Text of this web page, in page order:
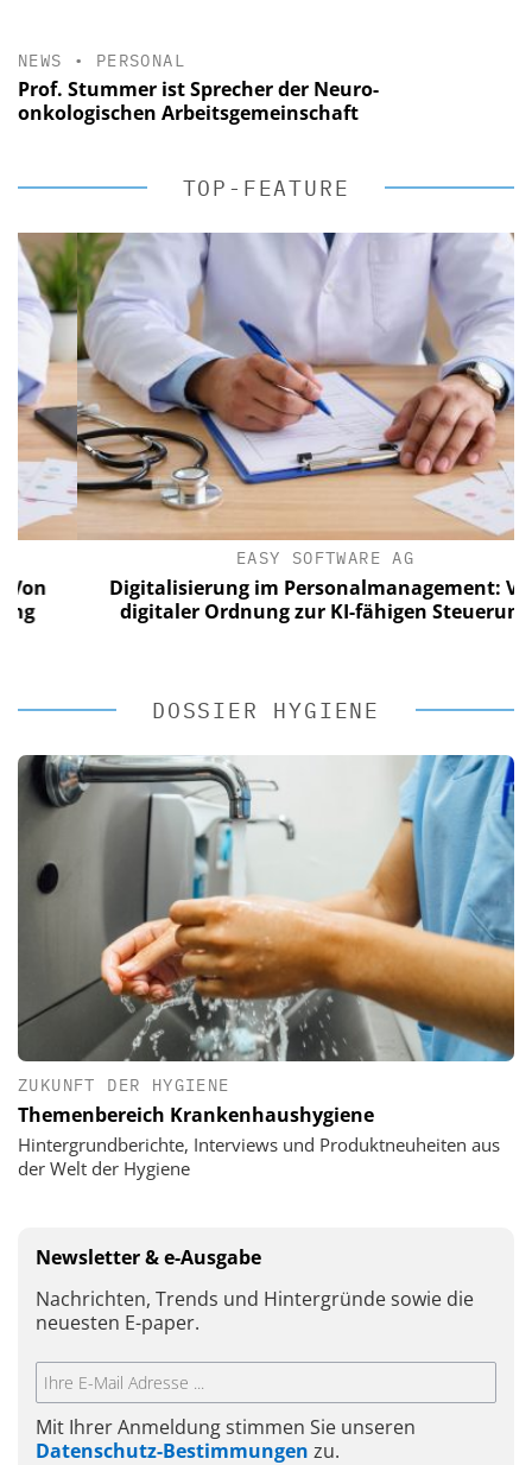
NEWS • PERSONAL
Prof. Stummer ist Sprecher der Neuro-
onkologischen Arbeitsgemeinschaft
TOP-FEATURE
EASY SOFTWARE AG
Digitalisierung im Personalmanagement: Von
digitaler Ordnung zur KI-fähigen Steuerung
DOSSIER HYGIENE
ZUKUNFT DER HYGIENE
Themenbereich Krankenhaushygiene
Hintergrundberichte, Interviews und Produktneuheiten aus
der Welt der Hygiene
Newsletter & e-Ausgabe
Nachrichten, Trends und Hintergründe sowie die
neuesten E-paper.
Mit Ihrer Anmeldung stimmen Sie unseren
Datenschutz-Bestimmungen zu.